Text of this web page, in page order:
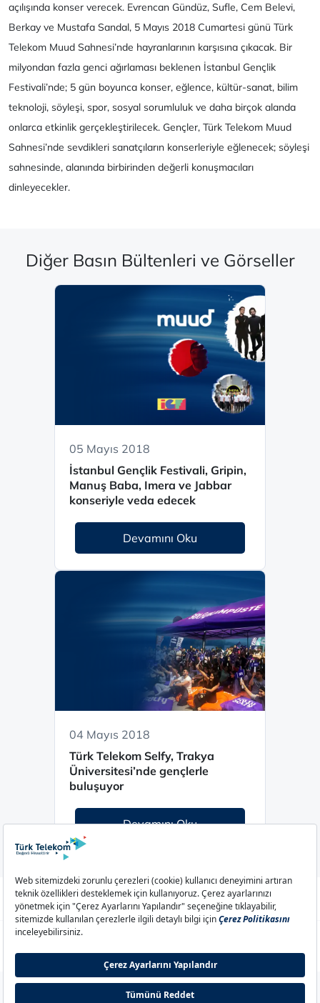
açılışında konser verecek. Evrencan Gündüz, Sufle, Cem Belevi,
Berkay ve Mustafa Sandal, 5 Mayıs 2018 Cumartesi günü Türk
Telekom Muud Sahnesi’nde hayranlarının karşısına çıkacak. Bir
milyondan fazla genci ağırlaması beklenen İstanbul Gençlik
Festivali’nde; 5 gün boyunca konser, eğlence, kültür-sanat, bilim
teknoloji, söyleşi, spor, sosyal sorumluluk ve daha birçok alanda
onlarca etkinlik gerçekleştirilecek. Gençler, Türk Telekom Muud
Sahnesi’nde sevdikleri sanatçıların konserleriyle eğlenecek; söyleşi
sahnesinde, alanında birbirinden değerli konuşmacıları
dinleyecekler.
Diğer Basın Bültenleri ve Görseller
05 Mayıs 2018
İstanbul Gençlik Festivali, Gripin,
Manuş Baba, Imera ve Jabbar
konseriyle veda edecek
Devamını Oku
04 Mayıs 2018
Türk Telekom Selfy, Trakya
Üniversitesi’nde gençlerle
buluşuyor
Devamını Oku